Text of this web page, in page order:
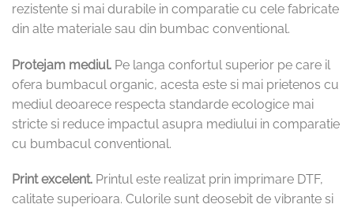
rezistente si mai durabile in comparatie cu cele fabricate
din alte materiale sau din bumbac conventional.
Protejam mediul. Pe langa confortul superior pe care il
ofera bumbacul organic, acesta este si mai prietenos cu
mediul deoarece respecta standarde ecologice mai
stricte si reduce impactul asupra mediului in comparatie
cu bumbacul conventional.
Print excelent. Printul este realizat prin imprimare DTF,
calitate superioara. Culorile sunt deosebit de vibrante si